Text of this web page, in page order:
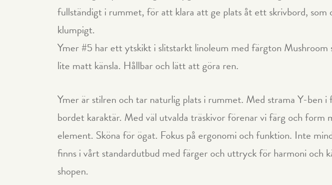
fullständigt i rummet, för att klara att ge plats åt ett skrivbord,
klumpigt.
Ymer #5 har ett ytskikt i slitstarkt linoleum med färgton Mushroom
lite matt känsla. Hållbar och lätt att göra ren.
Ymer är stilren och tar naturlig plats i rummet. Med strama Y-ben
bordet karaktär. Med väl utvalda träskivor förenar vi färg och form
element. Sköna för ögat. Fokus på ergonomi och funktion. Inte
finns i vårt standardutbud med färger och uttryck för harmoni och
shopen.